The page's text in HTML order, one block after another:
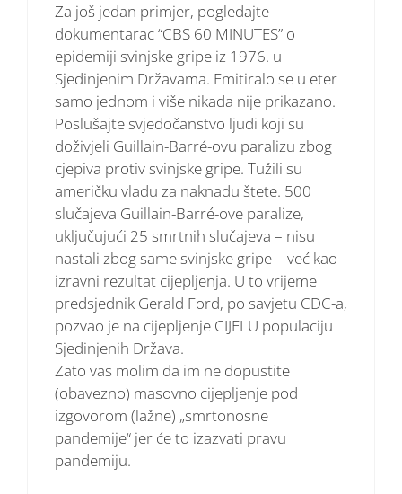
Za još jedan primjer, pogledajte
dokumentarac “CBS 60 MINUTES” o
epidemiji svinjske gripe iz 1976. u
Sjedinjenim Državama. Emitiralo se u eter
samo jednom i više nikada nije prikazano.
Poslušajte svjedočanstvo ljudi koji su
doživjeli Guillain-Barré-ovu paralizu zbog
cjepiva protiv svinjske gripe. Tužili su
američku vladu za naknadu štete. 500
slučajeva Guillain-Barré-ove paralize,
uključujući 25 smrtnih slučajeva – nisu
nastali zbog same svinjske gripe – već kao
izravni rezultat cijepljenja. U to vrijeme
predsjednik Gerald Ford, po savjetu CDC-a,
pozvao je na cijepljenje CIJELU populaciju
Sjedinjenih Država.
Zato vas molim da im ne dopustite
(obavezno) masovno cijepljenje pod
izgovorom (lažne) „smrtonosne
pandemije“ jer će to izazvati pravu
pandemiju.